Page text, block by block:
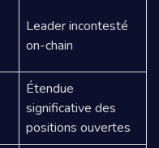
Leader incontesté
on-chain
Étendue
significative des
positions ouvertes